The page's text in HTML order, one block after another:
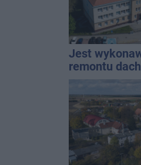
Jest
remontu
gimastycznej